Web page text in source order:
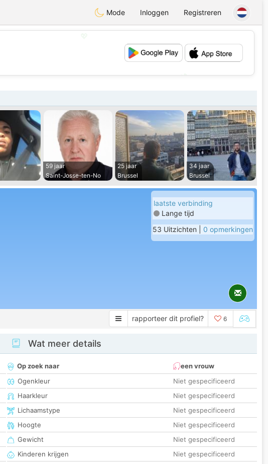
Mode Inloggen Registreren
59 jaar
Saint-Josse-ten-No
25 jaar
Brussel
34 jaar
Brussel
laatste verbinding
Lange tijd
53 Uitzichten | 0 opmerkingen
rapporteer dit profiel? 6
Wat meer details
Op zoek naar
een vrouw
Ogenkleur
Niet gespecificeerd
Haarkleur
Niet gespecificeerd
Lichaamstype
Niet gespecificeerd
Hoogte
Niet gespecificeerd
Gewicht
Niet gespecificeerd
Kinderen krijgen
Niet gespecificeerd